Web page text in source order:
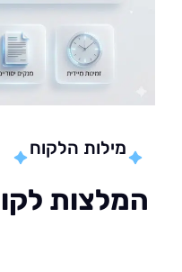
מילות הלקוח
לקוחות